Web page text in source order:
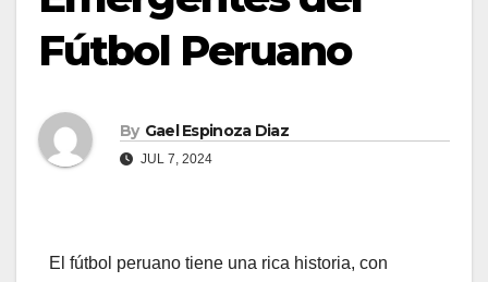
Fútbol Peruano
By Gael Espinoza Diaz
JUL 7, 2024
El fútbol peruano tiene una rica historia, con